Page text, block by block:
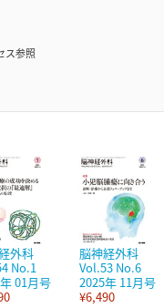
ス参照
外科
No.1
01月号
脳神経外科
Vol.53 No.6
2025年 11月号
¥6,490